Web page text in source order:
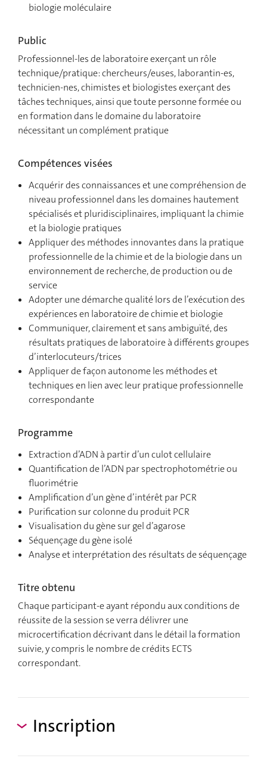
biologie moléculaire
Public
Professionnel-les de laboratoire exerçant un rôle
technique/pratique: chercheurs/euses, laborantin-es,
technicien-nes, chimistes et biologistes exerçant des
tâches techniques, ainsi que toute personne formée ou
en formation dans le domaine du laboratoire
nécessitant un complément pratique
Compétences visées
Acquérir des connaissances et une compréhension de
niveau professionnel dans les domaines hautement
spécialisés et pluridisciplinaires, impliquant la chimie
et la biologie pratiques
Appliquer des méthodes innovantes dans la pratique
professionnelle de la chimie et de la biologie dans un
environnement de recherche, de production ou de
service
Adopter une démarche qualité lors de l’exécution des
expériences en laboratoire de chimie et biologie
Communiquer, clairement et sans ambiguïté, des
résultats pratiques de laboratoire à différents groupes
d’interlocuteurs/trices
Appliquer de façon autonome les méthodes et
techniques en lien avec leur pratique professionnelle
correspondante
Programme
Extraction d’ADN à partir d’un culot cellulaire
Quantification de l’ADN par spectrophotométrie ou
fluorimétrie
Amplification d’un gène d’intérêt par PCR
Purification sur colonne du produit PCR
Visualisation du gène sur gel d’agarose
Séquençage du gène isolé
Analyse et interprétation des résultats de séquençage
Titre obtenu
Chaque participant-e ayant répondu aux conditions de
réussite de la session se verra délivrer une
microcertification décrivant dans le détail la formation
suivie, y compris le nombre de crédits ECTS
correspondant.
Inscription